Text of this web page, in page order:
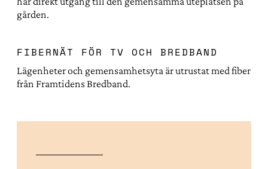
gården.
FIBERNÄT FÖR TV OCH BREDBAND
Lägenheter och gemensamhetsyta är utrustat med fiber
från Framtidens Bredband.